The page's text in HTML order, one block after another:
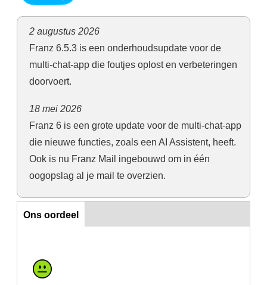
2 augustus 2026
Franz 6.5.3 is een onderhoudsupdate voor de
multi-chat-app die foutjes oplost en verbeteringen
doorvoert.
18 mei 2026
Franz 6 is een grote update voor de multi-chat-app
die nieuwe functies, zoals een AI Assistent, heeft.
Ook is nu Franz Mail ingebouwd om in één
oogopslag al je mail te overzien.
Ons oordeel
Ons oordeel